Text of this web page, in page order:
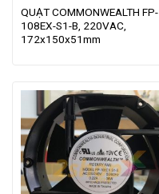
QUẠT COMMONWEALTH FP-
108EX-S1-B, 220VAC,
172x150x51mm